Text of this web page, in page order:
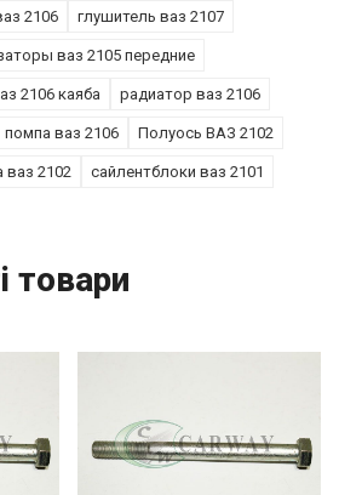
2106 глушитель ваз 2107
ваз 2105 передние
2106 каяба радиатор ваз 2106
помпа ваз 2106 Полуось ВАЗ 2102
ваз 2102 сайлентблоки ваз 2101
товари